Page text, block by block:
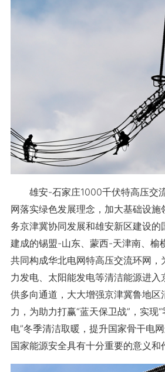
雄安-石家庄1000千伏特高压交
网落实绿色发展理念，加大基础设施
务京津冀协同发展和雄安新区建设的
建成的锡盟-山东、蒙西-天津南、榆
共同构成华北电网特高压交流环网，
力发电、太阳能发电等清洁能源进入
供多向通道，大大增强京津冀鲁地区
力，为助力打赢“蓝天保卫战”，实现“
电”冬季清洁取暖，提升国家骨干电
国家能源安全具有十分重要的意义和